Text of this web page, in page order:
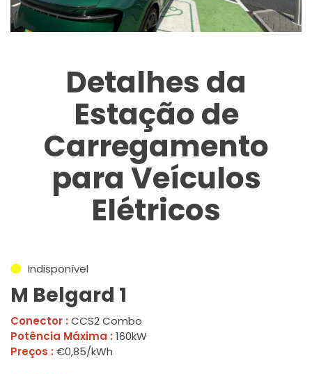
Detalhes da
Estação de
Carregamento
para Veículos
Elétricos
Indisponível
M Belgard 1
Conector : CCS2 Combo
Potência Máxima : 160kW
Preços : €0,85/kWh